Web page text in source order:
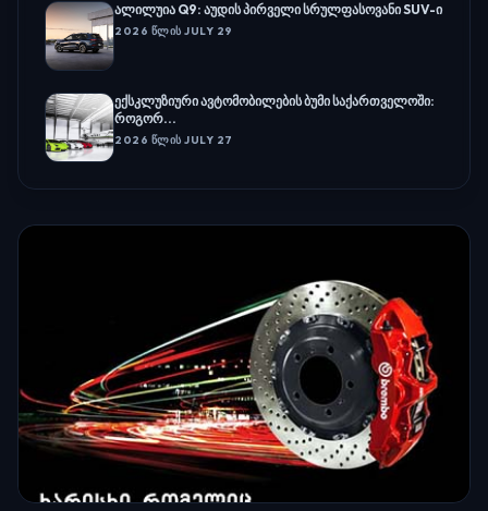
ალილუია Q9: აუდის პირველი სრულფასოვანი SUV-ი
2026 ᲬᲚᲘᲡ JULY 29
ექსკლუზიური ავტომობილების ბუმი საქართველოში:
როგორ...
2026 ᲬᲚᲘᲡ JULY 27